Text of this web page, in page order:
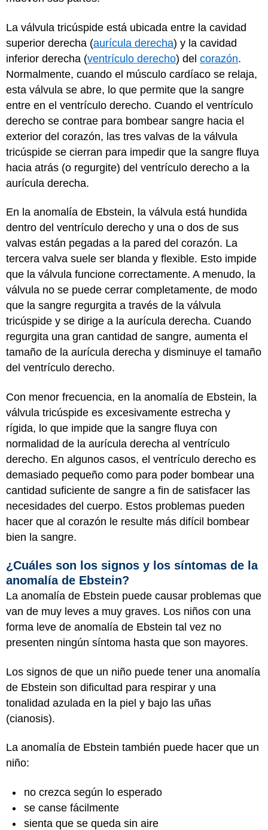
La válvula tricúspide está ubicada entre la cavidad
superior derecha (aurícula derecha) y la cavidad
inferior derecha (ventrículo derecho) del corazón.
Normalmente, cuando el músculo cardíaco se relaja,
esta válvula se abre, lo que permite que la sangre
entre en el ventrículo derecho. Cuando el ventrículo
derecho se contrae para bombear sangre hacia el
exterior del corazón, las tres valvas de la válvula
tricúspide se cierran para impedir que la sangre fluya
hacia atrás (o regurgite) del ventrículo derecho a la
aurícula derecha.
En la anomalía de Ebstein, la válvula está hundida
dentro del ventrículo derecho y una o dos de sus
valvas están pegadas a la pared del corazón. La
tercera valva suele ser blanda y flexible. Esto impide
que la válvula funcione correctamente. A menudo, la
válvula no se puede cerrar completamente, de modo
que la sangre regurgita a través de la válvula
tricúspide y se dirige a la aurícula derecha. Cuando
regurgita una gran cantidad de sangre, aumenta el
tamaño de la aurícula derecha y disminuye el tamaño
del ventrículo derecho.
Con menor frecuencia, en la anomalía de Ebstein, la
válvula tricúspide es excesivamente estrecha y
rígida, lo que impide que la sangre fluya con
normalidad de la aurícula derecha al ventrículo
derecho. En algunos casos, el ventrículo derecho es
demasiado pequeño como para poder bombear una
cantidad suficiente de sangre a fin de satisfacer las
necesidades del cuerpo. Estos problemas pueden
hacer que al corazón le resulte más difícil bombear
bien la sangre.
¿Cuáles son los signos y los síntomas de la
anomalía de Ebstein?
La anomalía de Ebstein puede causar problemas que
van de muy leves a muy graves. Los niños con una
forma leve de anomalía de Ebstein tal vez no
presenten ningún síntoma hasta que son mayores.
Los signos de que un niño puede tener una anomalía
de Ebstein son dificultad para respirar y una
tonalidad azulada en la piel y bajo las uñas
(cianosis).
La anomalía de Ebstein también puede hacer que un
niño:
no crezca según lo esperado
se canse fácilmente
sienta que se queda sin aire